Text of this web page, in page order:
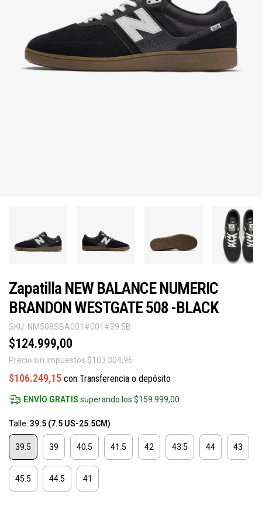
Zapatilla NEW BALANCE NUMERIC
BRANDON WESTGATE 508 -BLACK
SKU: NM508SBA001#001#39.5B
$124.999,00
Precio sin impuestos $103.304,96
$106.249,15 con Transferencia o depósito
ENVÍO GRATIS superando los$159.999,00
Talle: 39.5 (7.5 US-25.5CM)
39.5 39 40.5 41.5 42 43.5 44 43
45.5 44.5 41